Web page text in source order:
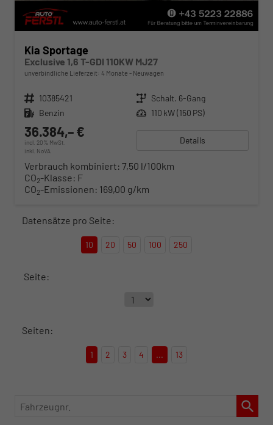
Kia Sportage
Exclusive 1,6 T-GDI 110KW MJ27
unverbindliche Lieferzeit: 4 Monate Neuwagen
Fahrzeugnr. 10385421 Getriebe Schalt. 6-Gang
Kraftstoff Benzin Leistung 110 kW (150 PS)
36.384,– €
incl. 20% MwSt.
inkl. NoVA
Details
Verbrauch kombiniert: 7,50 l/100km
CO2-Klasse: F
CO2-Emissionen: 169,00 g/km
Datensätze pro Seite:
10 20 50 100 250
Seite:
Seiten:
1 2 3 4 ... 13
Fahrzeugnr.